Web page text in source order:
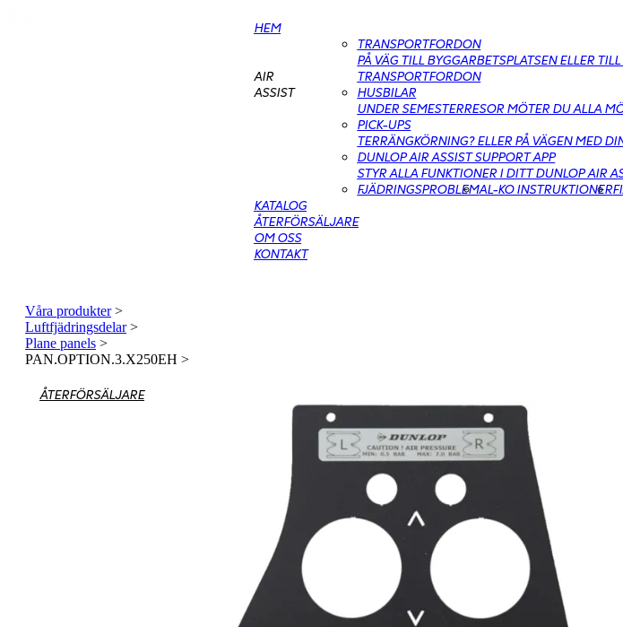
HEM
AIR
ASSIST
TRANSPORTFORDON
PÅ VÄG TILL BYGGARBETSPLATSEN ELLER
TRANSPORTFORDON
HUSBILAR
UNDER SEMESTERRESOR MÖTER DU ALLA
PICK-UPS
TERRÄNGKÖRNING? ELLER PÅ VÄGEN MED
DUNLOP AIR ASSIST SUPPORT APP
STYR ALLA FUNKTIONER I DITT DUNLOP AIR
FJÄDRINGSPROBLEMAL-KO INSTRUKTIONER
KATALOG
ÅTERFÖRSÄLJARE
OM OSS
KONTAKT
Våra produkter>
Luftfjädringsdelar>
Plane panels >
PAN.OPTION.3.X250EH >
ÅTERFÖRSÄLJARE